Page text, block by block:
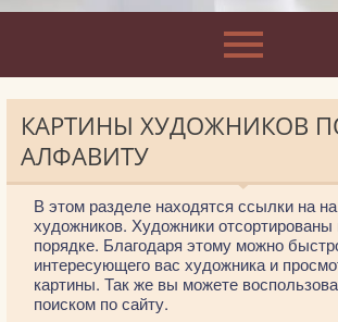
КАРТИНЫ ХУДОЖНИКОВ
АЛФАВИТУ
В этом разделе находятся ссылки на
художников. Художники
порядке. Благодаря этому можно
интересующего вас художника и
картины. Так же вы можете
поиском по сайту.